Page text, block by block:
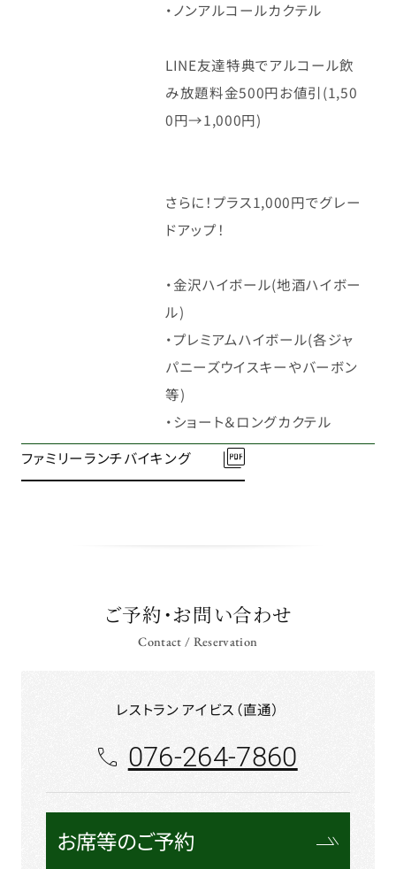
・ノンアルコールカクテル
LINE友達特典でアルコール飲
み放題料金500円お値引(1,50
0円→1,000円)
さらに！プラス1,000円でグレー
ドアップ！
・金沢ハイボール(地酒ハイボー
ル)
・プレミアムハイボール(各ジャ
パニーズウイスキーやバーボン
等)
・ショート＆ロングカクテル
ファミリーランチバイキング
ご予約・お問い合わせ
Contact / Reservation
レストラン アイビス（直通）
076-264-7860
お席等のご予約